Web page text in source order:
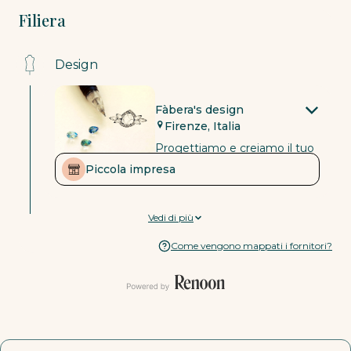
Filiera
Design
Fàbera's design
Firenze, Italia
Progettiamo e creiamo il tuo
nostro laboratorio orafo
Piccola impresa
Piccola impresa
Fenix Diamonds
Anversa, Belgio
In qualità di fornitore
100% di neutralità climatica
Vedi di più
Come vengono mappati i fornitori?